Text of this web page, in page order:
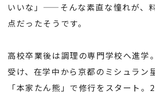
いいな」——そんな素直な憧れが、
点だったそうです。
高校卒業後は調理の専門学校へ進学
受け、在学中から京都のミシュラン
「本家たん熊」で修行をスタート。